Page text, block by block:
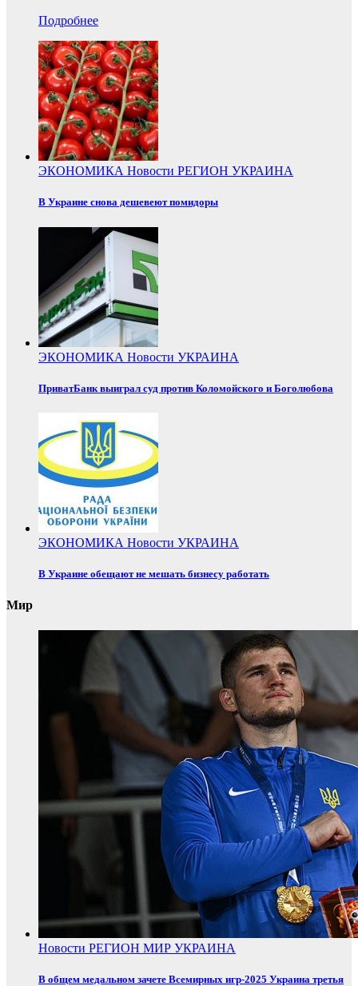
Подробнее
ЭКОНОМИКА Новости РЕГИОН УКРАИНА
В Украине снова дешевеют помидоры
ЭКОНОМИКА Новости УКРАИНА
ПриватБанк выиграл суд против Коломойского и Боголюбова
ЭКОНОМИКА Новости УКРАИНА
В Украине обещают не мешать бизнесу работать
Мир
Новости РЕГИОН МИР УКРАИНА
В общем медальном зачете Всемирных игр-2025 Украина третья